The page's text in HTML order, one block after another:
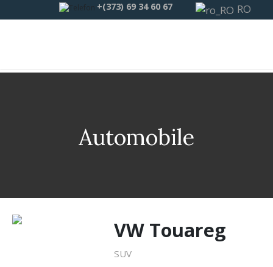
+(373) 69 34 60 67 RO
Automobile
VW Touareg
SUV